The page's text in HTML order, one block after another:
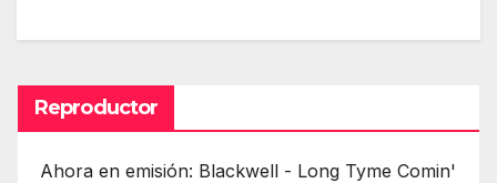
Reproductor
Ahora en emisión: Blackwell - Long Tyme Comin'